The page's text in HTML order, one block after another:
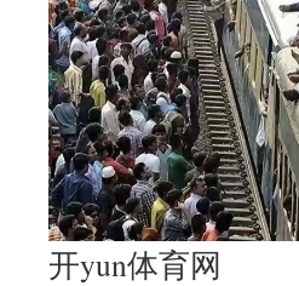
开yun体育网